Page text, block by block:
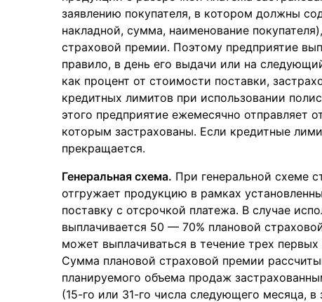
заявлению покупателя, в котором должны
накладной, сумма, наименование
страховой премии. Поэтому предприятие
правило, в день его выдачи или на
как процент от стоимости поставки,
кредитных лимитов при использовании
этого предприятие ежемесячно отправляет
которым застрахованы. Если кредитные
прекращается.
Генеральная схема. При генеральной схеме
отгружает продукцию в рамках
поставку с отсрочкой платежа. В случае
выплачивается 50 — 70% плановой
может выплачиваться в течение трех
Сумма плановой страховой премии
планируемого объема продаж
(15-го или 31-го числа следующего месяца,